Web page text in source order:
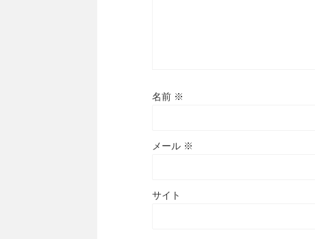
名前 ※
メール ※
サイト